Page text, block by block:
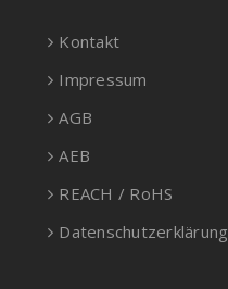
Kontakt
Impressum
AGB
AEB
REACH / RoHS
Datenschutzerklärung